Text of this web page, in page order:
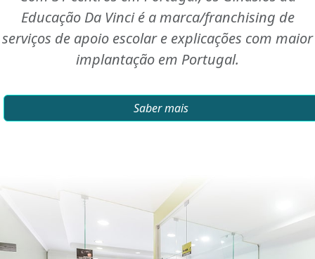
Educação Da Vinci é a marca/franchising de
serviços de apoio escolar e explicações com maior
implantação em Portugal.
Saber mais